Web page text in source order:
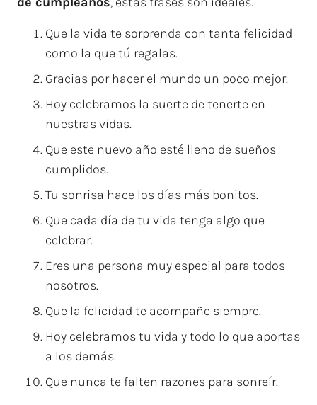
Que la vida te sorprenda con tanta felicidad
como la que tú regalas.
Gracias por hacer el mundo un poco mejor.
Hoy celebramos la suerte de tenerte en
nuestras vidas.
Que este nuevo año esté lleno de sueños
cumplidos.
Tu sonrisa hace los días más bonitos.
Que cada día de tu vida tenga algo que
celebrar.
Eres una persona muy especial para todos
nosotros.
Que la felicidad te acompañe siempre.
Hoy celebramos tu vida y todo lo que aportas
a los demás.
Que nunca te falten razones para sonreír.